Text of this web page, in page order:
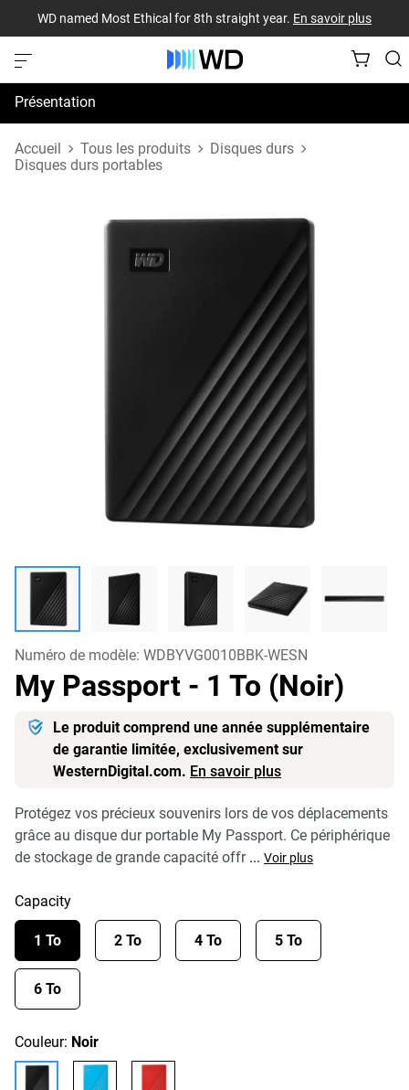
WD named Most Ethical for 8th straight year. En savoir plus
Présentation
Spécifications
Accueil Tous les produits
Disques durs
Disques durs portables
Numéro de modèle: WDBYVG0010BBK-WESN
My Passport - 1 To (Noir)
Le produit comprend une année supplémentaire
de garantie limitée, exclusivement sur
WesternDigital.com. En savoir plus
Protégez vos précieux souvenirs lors de vos déplacements
grâce au disque dur portable My Passport. Ce périphérique
de stockage de grande capacité offr ... Voir plus
Capacity
1 To 2 To 4 To 5 To
6 To
Couleur: Noir